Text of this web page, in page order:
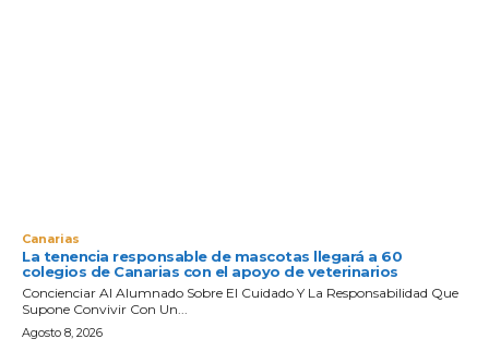
Canarias
La tenencia responsable de mascotas llegará a 60
colegios de Canarias con el apoyo de veterinarios
Concienciar Al Alumnado Sobre El Cuidado Y La Responsabilidad Que
Supone Convivir Con Un...
Agosto 8, 2026